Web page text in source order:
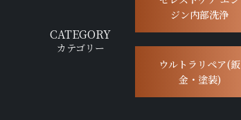
CATEGORY
カテゴリー
ジン内部洗浄
ウルトラリペア(鈑
金・塗装)